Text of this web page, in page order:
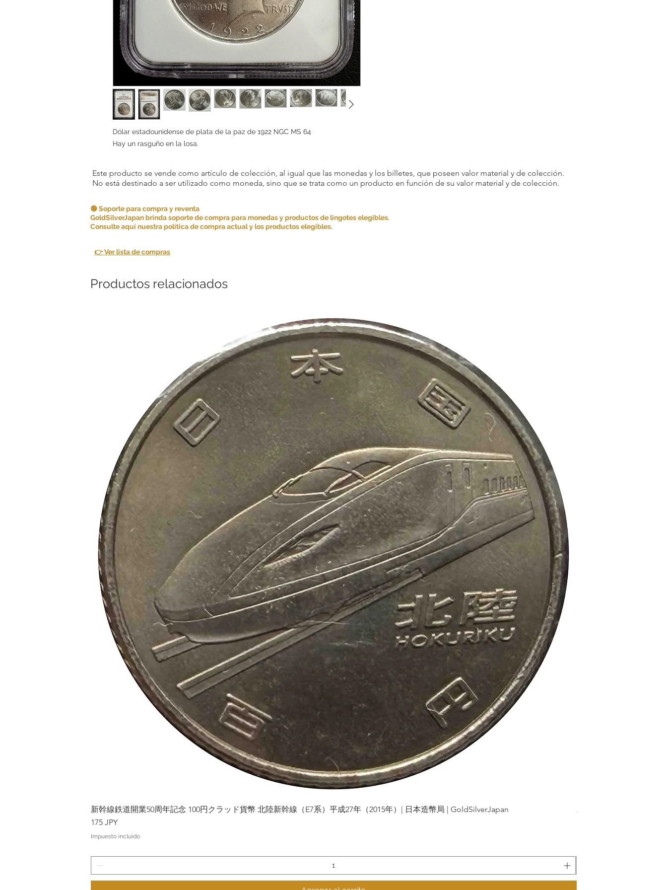
Dólar estadounidense de plata de la paz de 1922 NGC MS 64
Hay un rasguño en la losa.
Este producto se vende como artículo de colección, al igual que las monedas y los billetes, que poseen valor material y de colección.
No está destinado a ser utilizado como moneda, sino que se trata como un producto en función de su valor material y de colección.
🟢 Soporte para compra y reventa
GoldSilverJapan brinda soporte de compra para monedas y productos de lingotes elegibles.
Consulte aquí nuestra política de compra actual y los productos elegibles.
👉 Ver lista de compras
Productos relacionados
Vista rápida
新幹線鉄道開業50周年記念 100円クラッド貨幣 北陸新幹線（E7系）平成27年（2015年）| 日本造幣局 | GoldSilverJapan
Precio
175 JPY
Impuesto incluido